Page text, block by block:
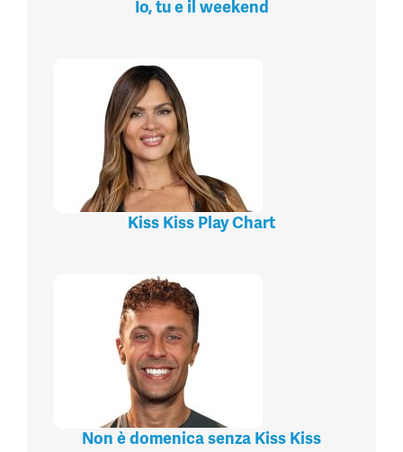
Io, tu e il weekend
Kiss Kiss Play Chart
Non è domenica senza Kiss Kiss